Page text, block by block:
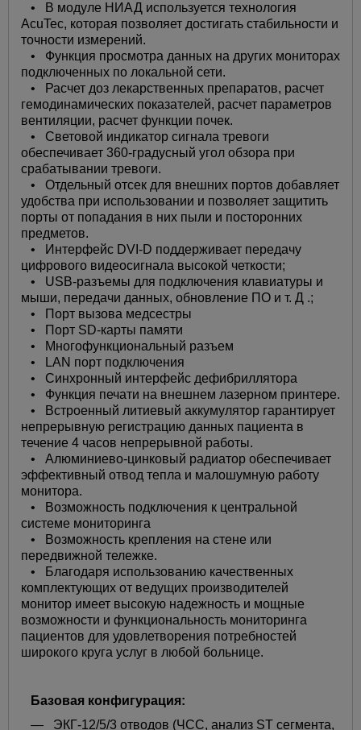
• В модуле НИАД используется технология
AcuTec, которая позволяет достигать стабильности и
точности измерений.
• Функция просмотра данных на других мониторах
подключенных по локальной сети.
• Расчет доз лекарственных препаратов, расчет
гемодинамических показателей, расчет параметров
вентиляции, расчет функции почек.
• Световой индикатор сигнала тревоги
обеспечивает 360-градусный угол обзора при
срабатывании тревоги.
• Отдельный отсек для внешних портов добавляет
удобства при использовании и позволяет защитить
порты от попадания в них пыли и посторонних
предметов.
• Интерфейс DVI-D поддерживает передачу
цифрового видеосигнала высокой четкости;
• USB-разъемы для подключения клавиатуры и
мыши, передачи данных, обновление ПО и т. Д .;
• Порт вызова медсестры
• Порт SD-карты памяти
• Многофункциональный разъем
• LAN порт подключения
• Синхронный интерфейс дефибриллятора
• Функция печати на внешнем лазерном принтере.
• Встроенный литиевый аккумулятор гарантирует
непрерывную регистрацию данных пациента в
течение 4 часов непрерывной работы.
• Алюминиево-цинковый радиатор обеспечивает
эффективный отвод тепла и малошумную работу
монитора.
• Возможность подключения к центральной
системе мониторинга
• Возможность крепления на стене или
передвижной тележке.
• Благодаря использованию качественных
комплектующих от ведущих производителей
монитор имеет высокую надежность и мощные
возможности и функциональность мониторинга
пациентов для удовлетворения потребностей
широкого круга услуг в любой больнице.
Базовая конфигурация:
— ЭКГ-12/5/3 отводов (ЧСС, анализ ST сегмента,